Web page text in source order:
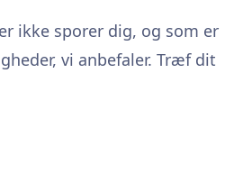
ikke sporer dig, og som er
vi anbefaler. Træf dit